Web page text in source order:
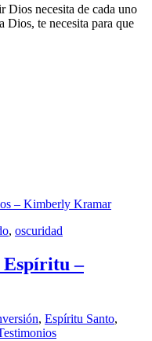
Dios necesita de cada uno
Dios, te necesita para que
– Kimberly Kramar
, oscuridad
Espíritu –
, Espíritu Santo,